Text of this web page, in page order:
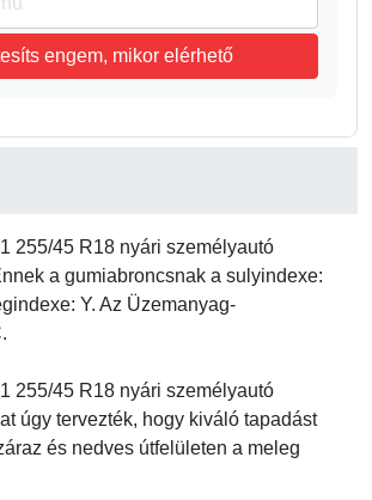
engem, mikor elérhető
255/45 R18 nyári személyautó
a gumiabroncsnak a sulyindexe:
Y. Az Üzemanyag-
255/45 R18 nyári személyautó
úgy tervezték, hogy kiváló tapadást
és nedves útfelületen a meleg